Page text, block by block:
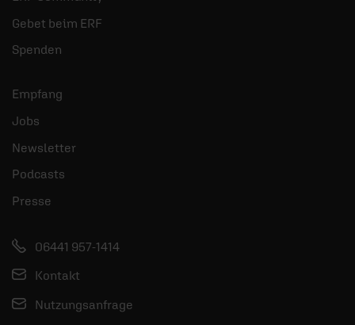
Gebet beim ERF
Spenden
Empfang
Jobs
Newsletter
Podcasts
Presse
06441 957-1414
Kontakt
Nutzungsanfrage